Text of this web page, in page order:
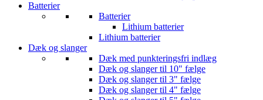
Batterier
Batterier
Lithium batterier
Lithium batterier
Dæk og slanger
Dæk med punkteringsfri indlæg
Dæk og slanger til 10" fælge
Dæk og slanger til 3" fælge
Dæk og slanger til 4" fælge